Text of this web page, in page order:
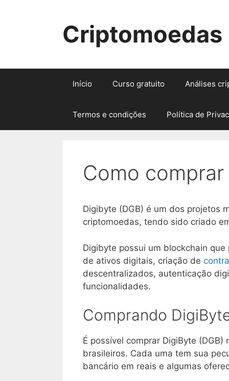
Criptomoedas
Início Curso gratuito Análises
Termos e condições Política de
Como
Digibyte (DGB) é um dos projetos
criptomoedas, tendo sido criado
Digibyte possui um blockchain
de ativos digitais, criação de
descentralizados, autenticação
funcionalidades.
Comprando
É possível comprar DigiByte
brasileiros. Cada uma tem sua
bancário em reais e algumas